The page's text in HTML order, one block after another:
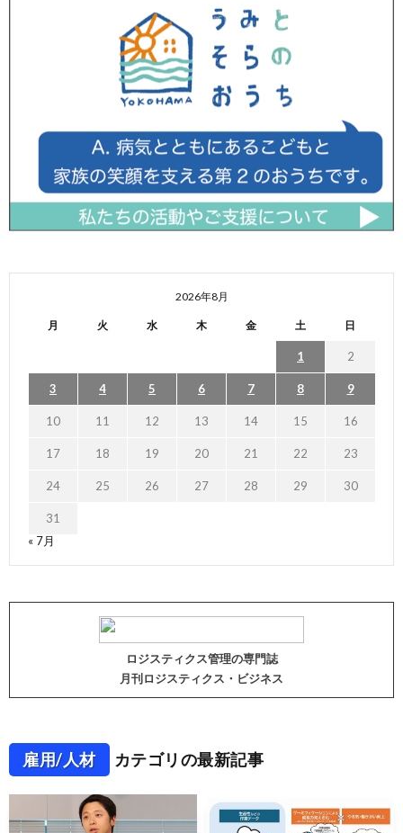
2026年8月
月 火 水 木 金 土 日
1 2
3 4 5 6 7 8 9
10 11 12 13 14 15 16
17 18 19 20 21 22 23
24 25 26 27 28 29 30
31
« 7月
ロジスティクス管理の専門誌
月刊ロジスティクス・ビジネス
雇用/人材 カテゴリの最新記事